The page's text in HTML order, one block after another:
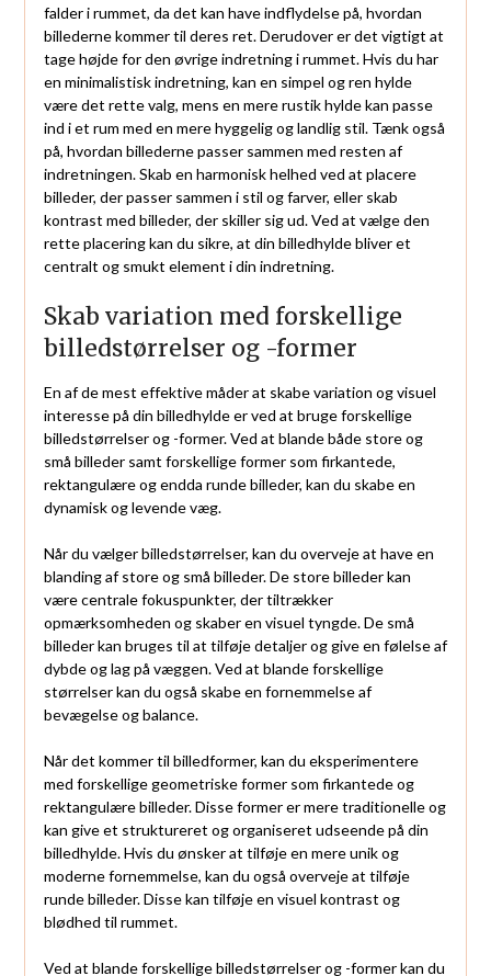
falder i rummet, da det kan have indflydelse på, hvordan
billederne kommer til deres ret. Derudover er det vigtigt at
tage højde for den øvrige indretning i rummet. Hvis du har
en minimalistisk indretning, kan en simpel og ren hylde
være det rette valg, mens en mere rustik hylde kan passe
ind i et rum med en mere hyggelig og landlig stil. Tænk også
på, hvordan billederne passer sammen med resten af
indretningen. Skab en harmonisk helhed ved at placere
billeder, der passer sammen i stil og farver, eller skab
kontrast med billeder, der skiller sig ud. Ved at vælge den
rette placering kan du sikre, at din billedhylde bliver et
centralt og smukt element i din indretning.
Skab variation med forskellige
billedstørrelser og -former
En af de mest effektive måder at skabe variation og visuel
interesse på din billedhylde er ved at bruge forskellige
billedstørrelser og -former. Ved at blande både store og
små billeder samt forskellige former som firkantede,
rektangulære og endda runde billeder, kan du skabe en
dynamisk og levende væg.
Når du vælger billedstørrelser, kan du overveje at have en
blanding af store og små billeder. De store billeder kan
være centrale fokuspunkter, der tiltrækker
opmærksomheden og skaber en visuel tyngde. De små
billeder kan bruges til at tilføje detaljer og give en følelse af
dybde og lag på væggen. Ved at blande forskellige
størrelser kan du også skabe en fornemmelse af
bevægelse og balance.
Når det kommer til billedformer, kan du eksperimentere
med forskellige geometriske former som firkantede og
rektangulære billeder. Disse former er mere traditionelle og
kan give et struktureret og organiseret udseende på din
billedhylde. Hvis du ønsker at tilføje en mere unik og
moderne fornemmelse, kan du også overveje at tilføje
runde billeder. Disse kan tilføje en visuel kontrast og
blødhed til rummet.
Ved at blande forskellige billedstørrelser og -former kan du